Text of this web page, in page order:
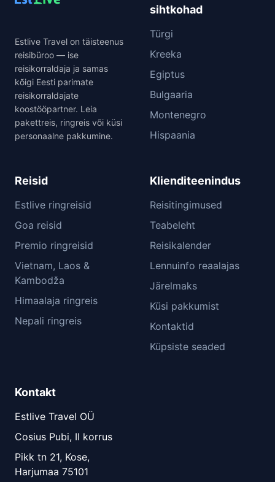
Estlive Travel on täisteenus
reisibüroo — ise
reisikorraldaja ja samas
kõigi Eesti parimate
reisikorraldajate
koostööpartner. Leia
pakettreis, ringreis või küsi
personaalne pakkumine.
sihtkohad
Türgi
Kreeka
Egiptus
Bulgaaria
Montenegro
Hispaania
Reisid
Estlive ringreisid
Goa reisid
Premio ringreisid
Vietnam, Laos &
Kambodža
Himaalaja ringreis
Nepali ringreis
Klienditeenindus
Reisitingimused
Teabeleht
Reisikalender
Lennuinfo reaalajas
Järelmaks
Küsi pakkumist
Kontaktid
Küpsiste seaded
Kontakt
Estlive Travel OÜ
Cosius Pubi, II korrus
Pikk tn 21, Kose,
Harjumaa 75101